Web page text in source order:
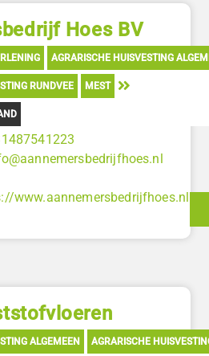
Hoes BV
AGRARISCHE HUISVESTING
RUNDVEE MEST
www.aannemersbedrijfhoes.nl
ALGEMEEN AGRARISCHE